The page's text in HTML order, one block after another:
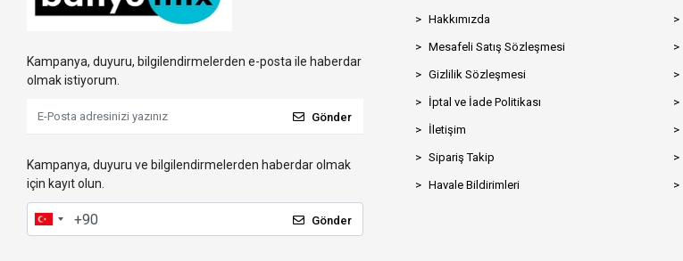
Kampanya, duyuru, bilgilendirmelerden e-posta ile haberdar
olmak istiyorum.
Gönder
Kampanya, duyuru ve bilgilendirmelerden haberdar olmak
için kayıt olun.
Gönder
Hakkımızda
Mesafeli Satış Sözleşmesi
Gizlilik Sözleşmesi
İptal ve İade Politikası
İletişim
Sipariş Takip
Havale Bildirimleri